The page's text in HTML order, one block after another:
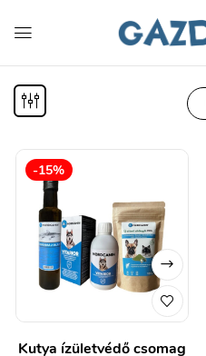
-15%
Kutya ízületvédő csomag